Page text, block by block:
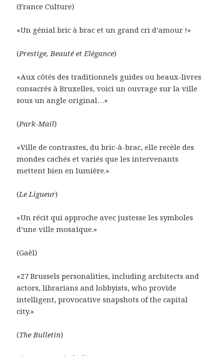
(France Culture)
«Un génial bric à brac et un grand cri d’amour !»
(Prestige, Beauté et Elégance)
«Aux côtés des traditionnels guides ou beaux-livres
consacrés à Bruxelles, voici un ouvrage sur la ville
sous un angle original…»
(Park-Mail)
«Ville de contrastes, du bric-à-brac, elle recèle des
mondes cachés et variés que les intervenants
mettent bien en lumière.»
(Le Ligueur)
«Un récit qui approche avec justesse les symboles
d’une ville mosaïque.»
(Gaël)
«27 Brussels personalities, including architects and
actors, librarians and lobbyists, who provide
intelligent, provocative snapshots of the capital
city.»
(The Bulletin)